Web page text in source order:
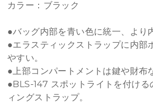
カラー：ブラック
●バッグ内部を青い色に統一、より
●エラスティックストラップに内部
やすい。
●上部コンパートメントは鍵や財布
●BLS-147 スポットライトを付け
ィングストラップ。